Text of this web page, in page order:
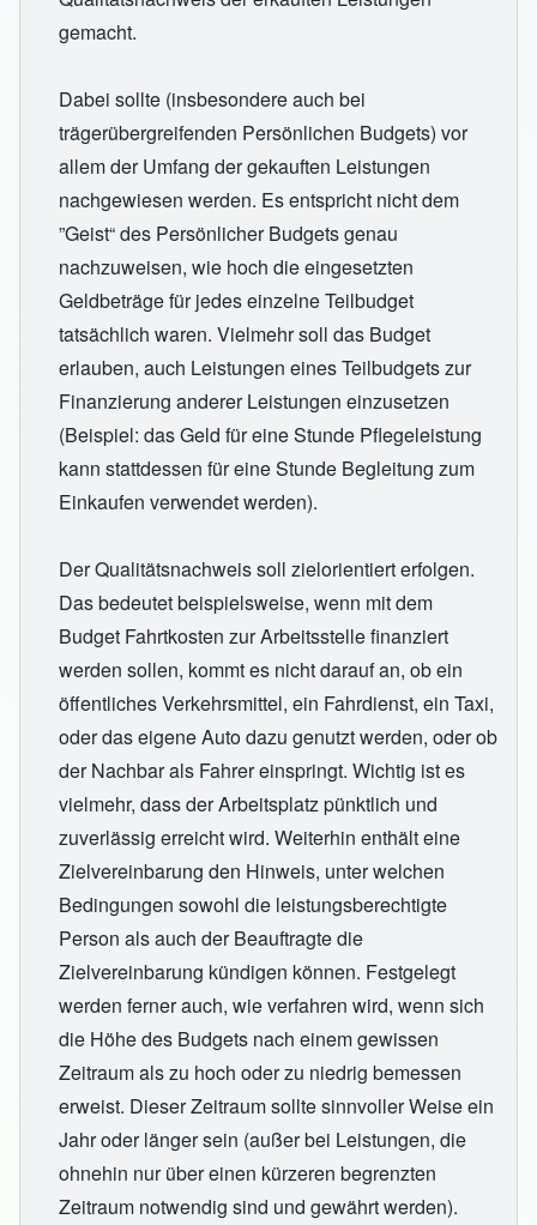
gemacht.
Dabei sollte (insbesondere auch bei
trägerübergreifenden Persönlichen Budgets) vor
allem der Umfang der gekauften Leistungen
nachgewiesen werden. Es entspricht nicht dem
”Geist“ des Persönlicher Budgets genau
nachzuweisen, wie hoch die eingesetzten
Geldbeträge für jedes einzelne Teilbudget
tatsächlich waren. Vielmehr soll das Budget
erlauben, auch Leistungen eines Teilbudgets zur
Finanzierung anderer Leistungen einzusetzen
(Beispiel: das Geld für eine Stunde Pflegeleistung
kann stattdessen für eine Stunde Begleitung zum
Einkaufen verwendet werden).
Der Qualitätsnachweis soll zielorientiert erfolgen.
Das bedeutet beispielsweise, wenn mit dem
Budget Fahrtkosten zur Arbeitsstelle finanziert
werden sollen, kommt es nicht darauf an, ob ein
öffentliches Verkehrsmittel, ein Fahrdienst, ein Taxi,
oder das eigene Auto dazu genutzt werden, oder ob
der Nachbar als Fahrer einspringt. Wichtig ist es
vielmehr, dass der Arbeitsplatz pünktlich und
zuverlässig erreicht wird. Weiterhin enthält eine
Zielvereinbarung den Hinweis, unter welchen
Bedingungen sowohl die leistungsberechtigte
Person als auch der Beauftragte die
Zielvereinbarung kündigen können. Festgelegt
werden ferner auch, wie verfahren wird, wenn sich
die Höhe des Budgets nach einem gewissen
Zeitraum als zu hoch oder zu niedrig bemessen
erweist. Dieser Zeitraum sollte sinnvoller Weise ein
Jahr oder länger sein (außer bei Leistungen, die
ohnehin nur über einen kürzeren begrenzten
Zeitraum notwendig sind und gewährt werden).